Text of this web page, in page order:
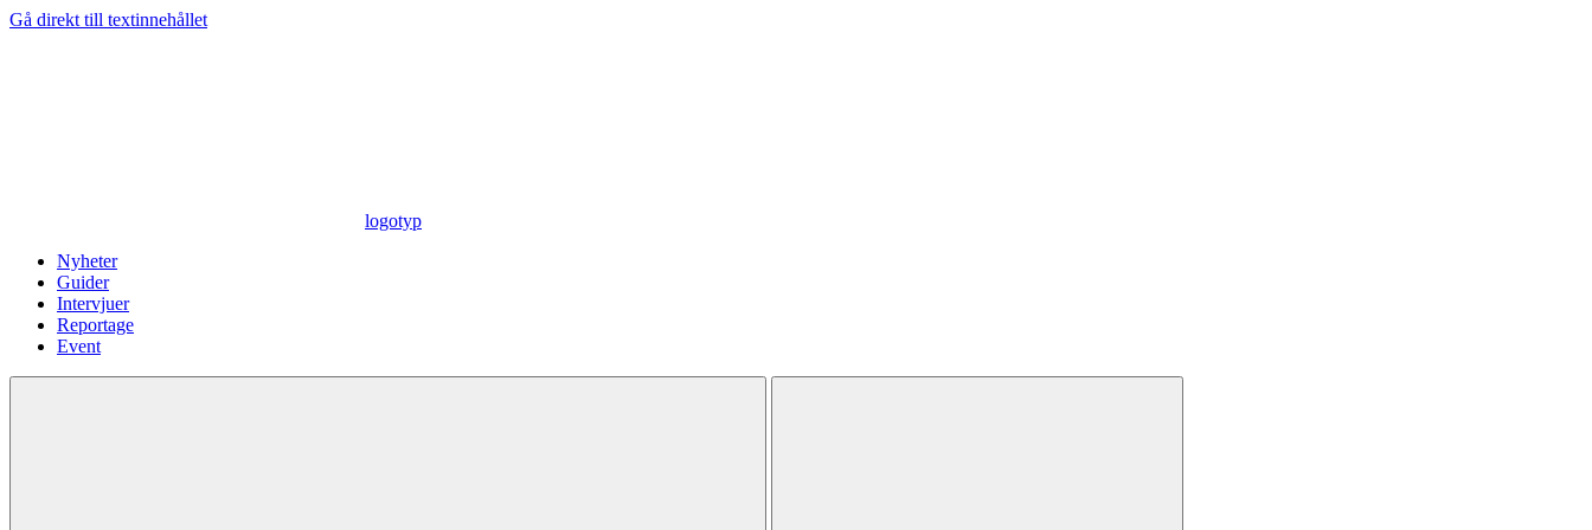
Gå direkt till textinnehållet
logotyp
Nyheter
Guider
Intervjuer
Reportage
Event